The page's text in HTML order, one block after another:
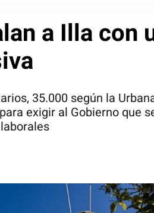
a Illa con
35.000 según la
exigir al Gobierno que